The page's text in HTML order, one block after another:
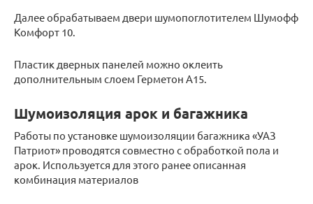
Далее обрабатываем двери шумопоглотителем Шумофф
Комфорт 10.
Пластик дверных панелей можно оклеить
дополнительным слоем Герметон А15.
Шумоизоляция арок и багажника
Работы по установке шумоизоляции багажника «УАЗ
Патриот» проводятся совместно с обработкой пола и
арок. Используется для этого ранее описанная
комбинация материалов